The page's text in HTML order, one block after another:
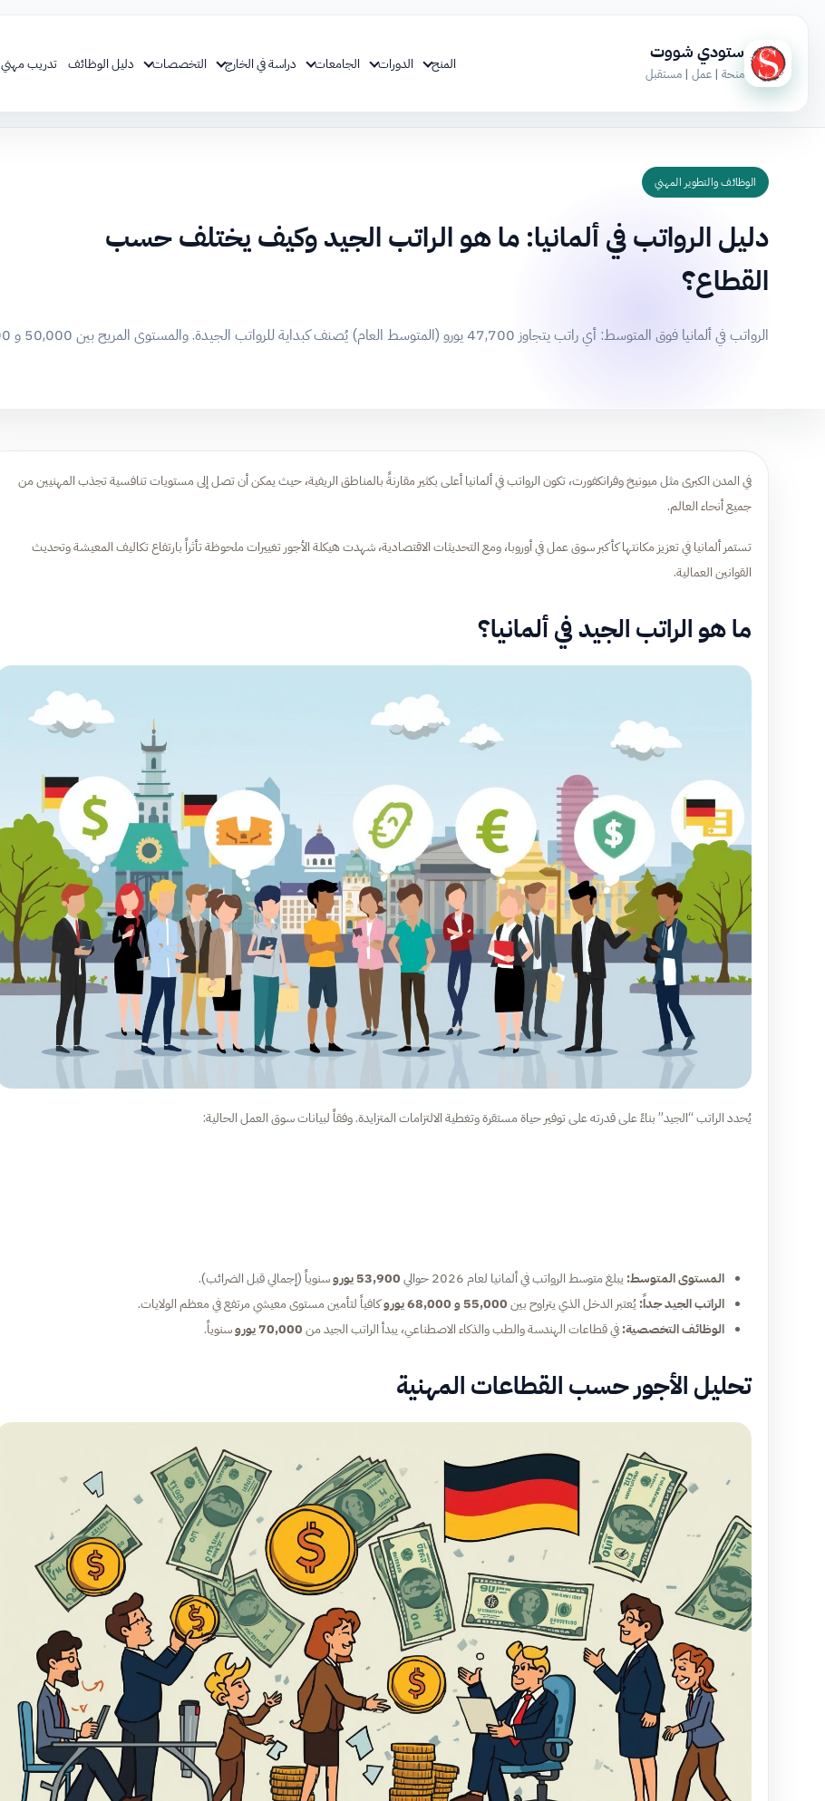
ستودي شووت
منحة | عمل | مستقبل
المنح الدورات الجامعات دراسة في الخارج التخصصات دليل الوظائف تدريب مهني
الوظائف والتطوير المهني
دليل الرواتب في ألمانيا: ما هو الراتب الجيد وكيف يختلف حسب
القطاع؟
الرواتب في ألمانيا فوق المتوسط: أي راتب يتجاوز 47,700 يورو (المتوسط العام) يُصنف كبداية للرواتب الجيدة. والمستوى المريح بين 50,000 و 60,000 يورو سنوياً
في المدن الكبرى مثل ميونيخ وفرانكفورت، تكون الرواتب في ألمانيا أعلى بكثير مقارنةً بالمناطق الريفية، حيث يمكن أن تصل إلى مستويات تنافسية تجذب المهنيين من
جميع أنحاء العالم.
تستمر ألمانيا في تعزيز مكانتها كأكبر سوق عمل في أوروبا، ومع التحديثات الاقتصادية، شهدت هيكلة الأجور تغييرات ملحوظة تأثراً بارتفاع تكاليف المعيشة وتحديث
القوانين العمالية.
ما هو الراتب الجيد في ألمانيا؟
يُحدد الراتب “الجيد” بناءً على قدرته على توفير حياة مستقرة وتغطية الالتزامات المتزايدة. وفقاً لبيانات سوق العمل الحالية:
المستوى المتوسط: يبلغ متوسط الرواتب في ألمانيا لعام 2026 حوالي 53,900 يورو
سنوياً (إجمالي قبل الضرائب).
الراتب الجيد جداً:يُعتبر الدخل الذي يتراوح بين55,000 و 68,000 يورو
كافياً لتأمين مستوى معيشي مرتفع في معظم الولايات.
الوظائف التخصصية:في قطاعات الهندسة والطب والذكاء الاصطناعي، يبدأ الراتب الجيد من70,000 يورو سنوياً.
تحليل الأجور حسب القطاعات المهنية